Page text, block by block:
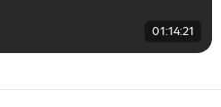
01:14:21